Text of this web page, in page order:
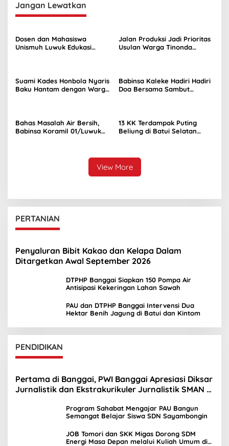
Jangan Lewatkan
Dosen dan Mahasiswa
Unismuh Luwuk Edukasi
Jalan Produksi Jadi Prioritas
Usulan Warga Tinonda
Suami Kades Honbola Nyaris
Baku Hantam dengan Warga
Babinsa Kaleke Hadiri Hadiri
Doa Bersama Sambut
Bahas Masalah Air Bersih,
Babinsa Koramil 01/Luwuk
13 KK Terdampak Puting
Beliung di Batui Selatan
View More
PERTANIAN
Penyaluran Bibit Kakao dan Kelapa Dalam
Ditargetkan Awal September 2026
DTPHP Banggai Siapkan 150 Pompa Air
Antisipasi Kekeringan Lahan Sawah
PAU dan DTPHP Banggai Intervensi Dua
Hektar Benih Jagung di Batui dan Kintom
PENDIDIKAN
Pertama di Banggai, PWI Banggai Apresiasi Diksar
Jurnalistik dan Ekstrakurikuler Jurnalistik SMAN 1
Program Sahabat Mengajar PAU Bangun
Semangat Belajar Siswa SDN Sayambongin
JOB Tomori dan SKK Migas Dorong SDM
Energi Masa Depan melalui Kuliah Umum di